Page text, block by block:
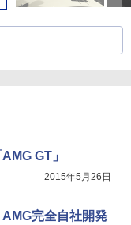
GT」
2015年5月26日
完全自社開発